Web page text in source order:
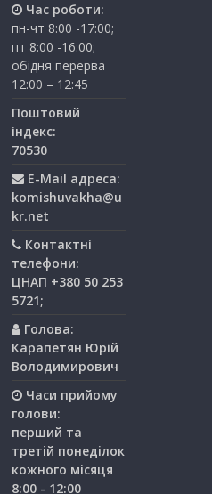
Час роботи:
пн-чт 8:00 -17:00;
пт 8:00 -16:00;
обідня перерва
12:00 – 12:45
Поштовий
індекс:
70530
E-Mail адреса:
komishuvakha@u
kr.net
Контактні
телефони:
ЦНАП +380 50 253
5721;
Голова:
Карапетян Юрій
Володимирович
Часи прийому
голови:
перший та
третiй понедiлок
кожного мiсяця
8:00 - 12:00